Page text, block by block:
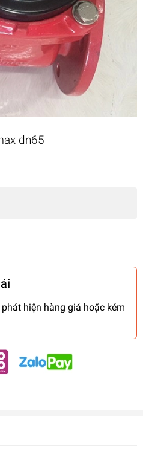
dn65
hiện hàng giả hoặc kém